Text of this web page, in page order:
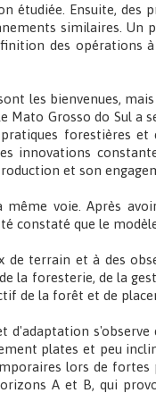
étudiée. Ensuite, des
similaires. Un
des opérations
les bienvenues,
Mato Grosso do Sul a
forestières et
innovations
et son
même voie. Après
constaté que le
de terrain et à des
la foresterie, de la
de la forêt et de
d'adaptation
plates et peu
lors de fortes
A et B, qui